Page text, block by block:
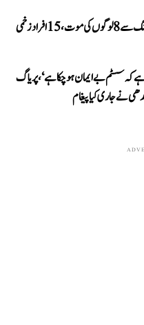
افراد زخمی
ہے کہ سسٹم بے ایمان ہو چکا ہے‘، پریاگ
نے جاری کیا پیغام